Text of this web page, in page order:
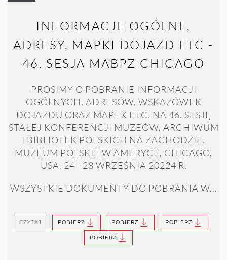
INFORMACJE OGÓLNE,
ADRESY, MAPKI DOJAZD ETC -
46. SESJA MABPZ CHICAGO
PROSIMY O POBRANIE INFORMACJI
OGÓLNYCH, ADRESÓW, WSKAZÓWEK
DOJAZDU ORAZ MAPEK ETC. NA 46. SESJĘ
STAŁEJ KONFERENCJI MUZEÓW, ARCHIWUM
I BIBLIOTEK POLSKICH NA ZACHODZIE.
MUZEUM POLSKIE W AMERYCE, CHICAGO,
USA. 24 - 28 WRZEŚNIA 20224 R.
WSZYSTKIE DOKUMENTY DO POBRANIA W...
CZYTAJ POBIERZ POBIERZ POBIERZ
POBIERZ